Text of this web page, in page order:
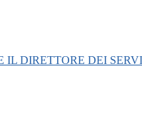
IL DIRETTORE DEI